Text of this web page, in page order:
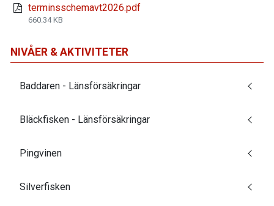
terminsschemavt2026.pdf
660.34 KB
NIVÅER & AKTIVITETER
Baddaren - Länsförsäkringar
Bläckfisken - Länsförsäkringar
Pingvinen
Silverfisken